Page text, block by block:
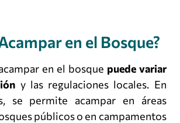
en el Bosque?
en el bosque puede variar
y las regulaciones locales. En
se permite acampar en áreas
públicos o en campamentos